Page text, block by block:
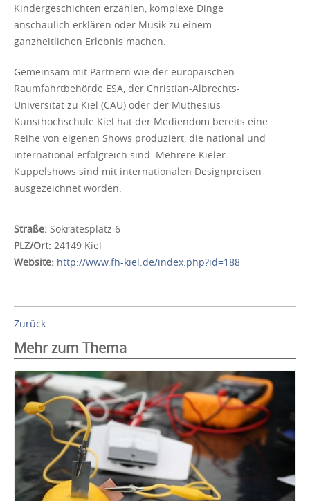
Kindergeschichten erzählen, komplexe Dinge
anschaulich erklären oder Musik zu einem
ganzheitlichen Erlebnis machen.
Gemeinsam mit Partnern wie der europäischen
Raumfahrtbehörde ESA, der Christian-Albrechts-
Universität zu Kiel (CAU) oder der Muthesius
Kunsthochschule Kiel hat der Mediendom bereits eine
Reihe von eigenen Shows produziert, die national und
international erfolgreich sind. Mehrere Kieler
Kuppelshows sind mit internationalen Designpreisen
ausgezeichnet worden.
Straße: Sokratesplatz 6
PLZ/Ort: 24149 Kiel
Website: http://www.fh-kiel.de/index.php?id=188
Zurück
Mehr zum Thema